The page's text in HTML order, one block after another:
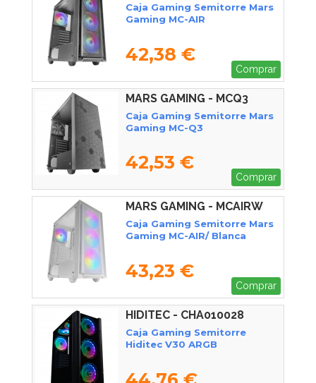
Caja Gaming Semitorre Mars
Gaming MC-AIR
42,38 €
Comprar
MARS GAMING - MCQ3
Caja Gaming Semitorre Mars
Gaming MC-Q3
42,53 €
Comprar
MARS GAMING - MCAIRW
Caja Gaming Semitorre Mars
Gaming MC-AIR/ Blanca
43,23 €
Comprar
HIDITEC - CHA010028
Caja Gaming Semitorre
Hiditec V30 ARGB